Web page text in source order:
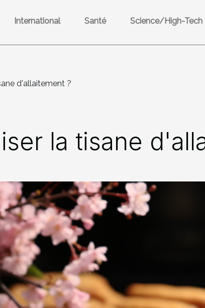
International Santé Science/High-Tech
d'allaitement ?
la tisane